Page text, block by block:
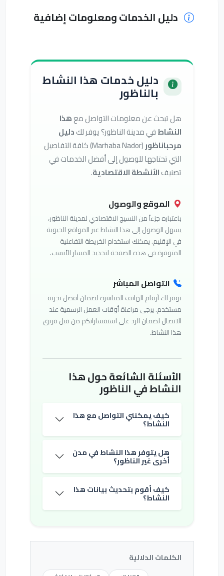
دليل الخدمات ومعلومات إضافية
دليل خدمات هذا النشاط
بالناظور
هل تبحث عن معلومات التواصل معهذا
النشاطفي مدينة الناظور؟ يوفر لكدليل
مرحباناظور
(Marhaba Nador) كافة التفاصيل
التي تحتاجها للوصول إلى أفضل الخدمات في
تصنيفالأنشطة الاقتصادية.
الموقع والوصول
باعتباره جزءاً من النسيج الاقتصادي لمدينة الناظور،
يسهل الوصول إلى هذا النشاط عبر المواقع الحيوية
في الإقليم. يمكنك استخدام الخريطة التفاعلية
المتوفرة في هذه الصفحة لتحديد المسار الأنسب.
التواصل المباشر
نوفر لك أرقام الهاتف المباشرة لضمان أفضل تجربة
مستخدم. يرجى مراعاة أوقات العمل الرسمية عند
الاتصال لضمان الرد على استفساراتكم من قبل فريق
هذا النشاط.
الأسئلة الشائعة حول هذا
النشاط في الناظور
كيف يمكنني التواصل مع هذا
النشاط؟
هل يتوفر هذا النشاط في مدن
أخرى غير الناظور؟
كيف أقوم بتحديث بيانات هذا
النشاط؟
الكلمات الدلالية